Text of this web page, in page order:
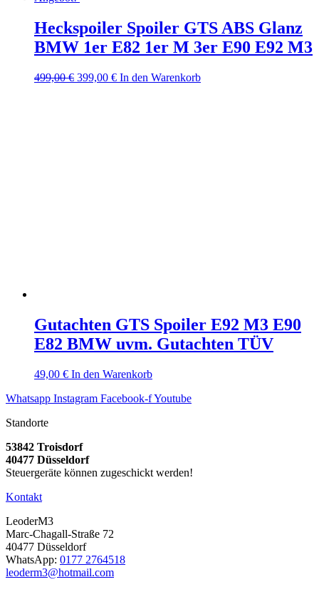
Heckspoiler Spoiler GTS ABS Glanz
BMW 1er E82 1er M 3er E90 E92 M3
499,00€ Ursprünglicher
399,00 €Aktueller
In den Warenkorb
Gutachten GTS Spoiler E92 M3 E90
E82 BMW uvm. Gutachten TÜV
49,00 € In den Warenkorb
Whatsapp Instagram Facebook-fYoutube
Standorte
53842 Troisdorf
40477 Düsseldorf
Steuergeräte können zugeschickt werden!
Kontakt
LeoderM3
Marc-Chagall-Straße 72
40477 Düsseldorf
WhatsApp: 0177 2764518
leoderm3@hotmail.com